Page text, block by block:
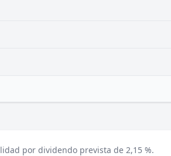
por dividendo prevista de 2,15 %.